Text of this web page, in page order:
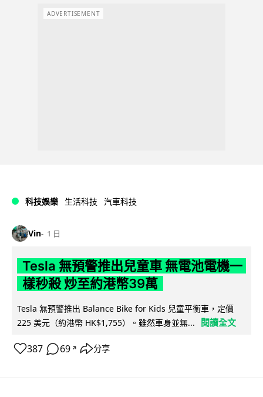
ADVERTISEMENT
科技娛樂 生活科技 汽車科技
Vin 1 日
Tesla 無預警推出兒童車 無電池電機一
樣秒殺 炒至約港幣39萬
Tesla 無預警推出 Balance Bike for Kids 兒童平衡車，定價
225 美元（約港幣 HK$1,755）。雖然車身並無...
閱讀全文
387 69 ↗ 分享